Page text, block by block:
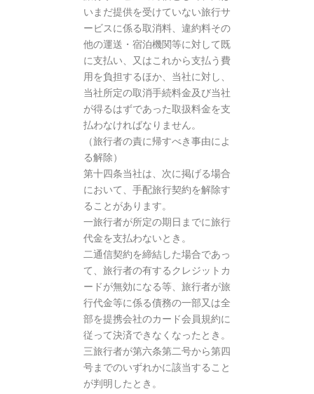
いまだ提供を受けていない旅行サ
ービスに係る取消料、違約料その
他の運送・宿泊機関等に対して既
に支払い、又はこれから支払う費
用を負担するほか、当社に対し、
当社所定の取消手続料金及び当社
が得るはずであった取扱料金を支
払わなければなりません。
（旅行者の責に帰すべき事由によ
る解除）
第十四条当社は、次に掲げる場合
において、手配旅行契約を解除す
ることがあります。
一旅行者が所定の期日までに旅行
代金を支払わないとき。
二通信契約を締結した場合であっ
て、旅行者の有するクレジットカ
ードが無効になる等、旅行者が旅
行代金等に係る債務の一部又は全
部を提携会社のカード会員規約に
従って決済できなくなったとき。
三旅行者が第六条第二号から第四
号までのいずれかに該当すること
が判明したとき。